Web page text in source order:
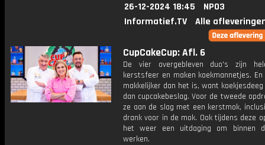
26-12-2024 18:45
NPO3
Informatief.TV
Alle
CupCakeCup: Afl. 6
De vier overgebleven duo's zijn
kerstsfeer en maken koekmannetjes.
makkelijker dan het is, want
dan cupcakebeslag. Voor de tweede
ze aan de slag met een kerstmok,
drank voor in de mok. Ook tijdens deze
het weer een uitdaging om binnen
werken.